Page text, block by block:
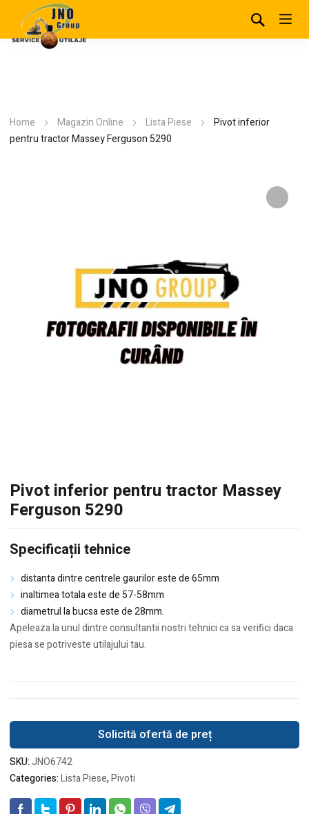
Home Magazin Online Lista Piese
Pivot inferior
pentru tractor Massey Ferguson 5290
Pivot inferior pentru tractor Massey
Ferguson 5290
Specificații tehnice
distanta dintre centrele gaurilor este de 65mm
inaltimea totala este de 57-58mm
diametrul la bucsa este de 28mm.
Apeleaza la unul dintre consultantii nostri tehnici ca sa verifici daca
piesa se potriveste utilajului tau.
Solicită ofertă de preț
SKU:JNO6742
Categories:Lista Piese,Pivoti